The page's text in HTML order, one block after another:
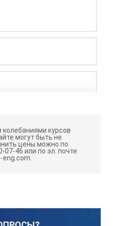
курсов
могут быть не
цены можно по
07-46 или по эл. почте
eng.com.